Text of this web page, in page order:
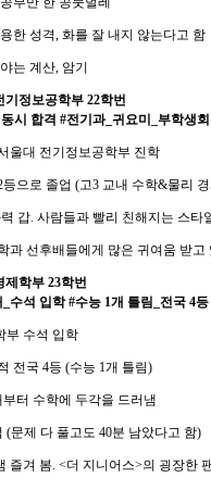
한 성격, 화를 잘 내지 않는다고 함
는 계산, 암기
기정보공학부 22학번
시 합격 #전기과_귀요미_부학생
울대 전기정보공학부 진학
으로 졸업 (고3 교내 수학&물리
갑. 사람들과 빨리 친해지는 스타
과 선후배들에게 많은 귀여움 받고
제학부 23학번
수석 입학 #수능 1개 틀림_전국 4
부 수석 입학
전국 4등 (수능 1개 틀림)
터 수학에 두각을 드러냄
(문제 다 풀고도 40분 남았다고 함)
즐겨 봄. <더 지니어스>의 굉장한